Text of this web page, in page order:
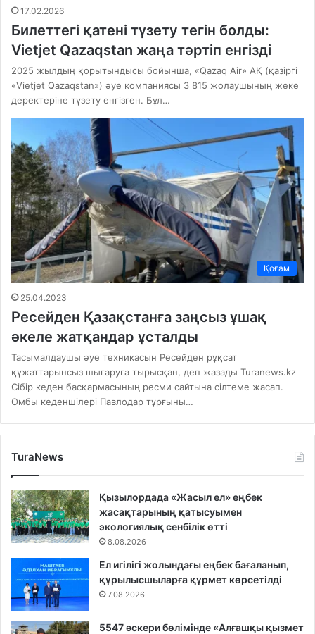
17.02.2026
Билеттегі қатені түзету тегін болды:
Vietjet Qazaqstan жаңа тәртіп енгізді
2025 жылдың қорытындысы бойынша, «Qazaq Air» АҚ (қазіргі
«Vietjet Qazaqstan») әуе компаниясы 3 815 жолаушының жеке
деректеріне түзету енгізген. Бұл…
Қоғам
25.04.2023
Ресейден Қазақстанға заңсыз ұшақ
әкеле жатқандар ұсталды
Тасымалдаушы әуе техникасын Ресейден рұқсат
құжаттарынсыз шығаруға тырысқан, деп жазады Turanews.kz
Сібір кеден басқармасының ресми сайтына сілтеме жасап.
Омбы кеденшілері Павлодар тұрғыны…
TuraNews
Қызылордада «Жасыл ел» еңбек
жасақтарының қатысуымен
экологиялық сенбілік өтті
8.08.2026
Ел игілігі жолындағы еңбек бағаланып,
құрылысшыларға құрмет көрсетілді
7.08.2026
5547 әскери бөлімінде «Алғашқы қызмет